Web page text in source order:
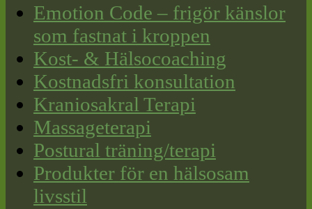
Emotion Code – frigör känslor
som fastnat i kroppen
Kost- & Hälsocoaching
Kostnadsfri konsultation
Kraniosakral Terapi
Massageterapi
Postural träning/terapi
Produkter för en hälsosam
livsstil